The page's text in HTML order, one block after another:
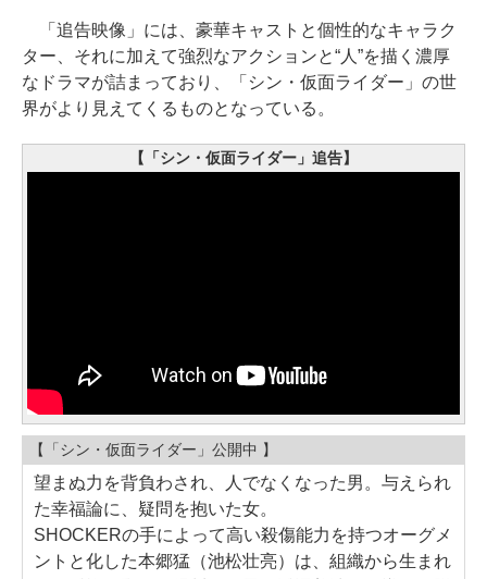
「追告映像」には、豪華キャストと個性的なキャラク
ター、それに加えて強烈なアクションと“人”を描く濃厚
なドラマが詰まっており、「シン・仮面ライダー」の世
界がより見えてくるものとなっている。
【「シン・仮面ライダー」追告】
【「シン・仮面ライダー」公開中 】
望まぬ力を背負わされ、人でなくなった男。与えられ
た幸福論に、疑問を抱いた女。
SHOCKERの手によって高い殺傷能力を持つオーグメ
ントと化した本郷猛（池松壮亮）は、組織から生まれ